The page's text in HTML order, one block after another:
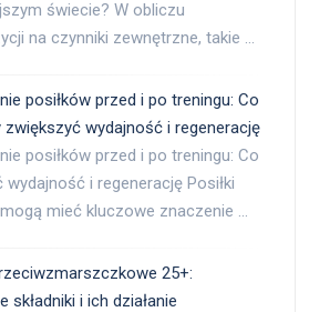
świecie? W obliczu
na czynniki zewnętrzne, takie …
posiłków przed i po treningu: Co
zwiększyć wydajność i regenerację
posiłków przed i po treningu: Co
i regenerację Posiłki
mieć kluczowe znaczenie …
25+:
składniki i ich działanie